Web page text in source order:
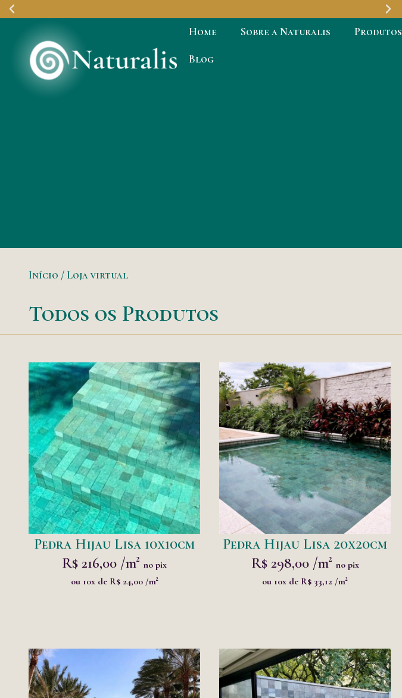
Revestimentos
Premium
Home Sobre a Naturalis Produtos
Blog
Início / Loja virtual
Todos os Produtos
Pedra Hijau Lisa 10x10cm
R$ 216,00 /m² no pix
ou 10x de R$ 24,00 /m²
Pedra Hijau Lisa 20x20cm
R$ 298,00 /m² no pix
ou 10x de R$ 33,12 /m²